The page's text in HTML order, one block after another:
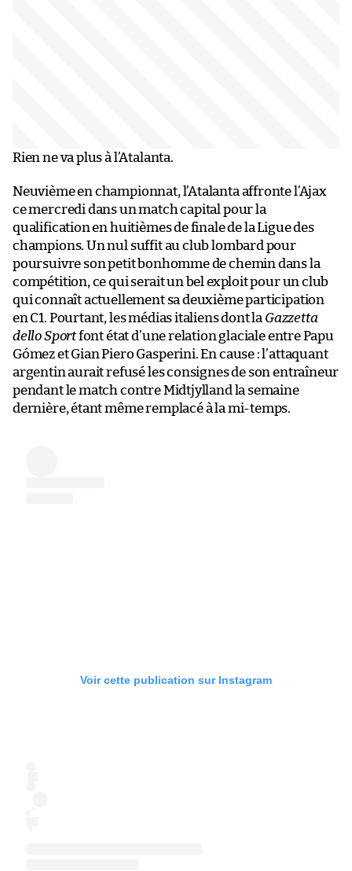
Rien ne va plus à l’Atalanta.
Neuvième en championnat, l’Atalanta affronte l’Ajax
ce mercredi dans un match capital pour la
qualification en huitièmes de finale de la Ligue des
champions. Un nul suffit au club lombard pour
poursuivre son petit bonhomme de chemin dans la
compétition, ce qui serait un bel exploit pour un club
qui connaît actuellement sa deuxième participation
en C1. Pourtant, les médias italiens dont la Gazzetta
dello Sportfont état d’une relation glaciale entre Papu
Gómez et Gian Piero Gasperini. En cause : l’attaquant
argentin aurait refusé les consignes de son entraîneur
pendant le match contre Midtjylland la semaine
dernière, étant même remplacé à la mi-temps.
Voir cette publication sur Instagram